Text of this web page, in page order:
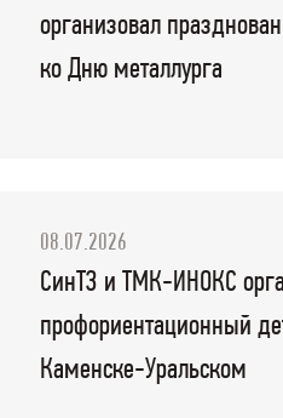
организовал
ко Дню металлурга
08.07.2026
СинТЗ и ТМК-ИНОКС
профориентационный
Каменске-Уральском